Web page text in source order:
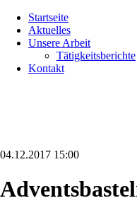
überspringen
Startseite
Aktuelles
Unsere Arbeit
Tätigkeitsberichte
Kontakt
04.12.2017 15:00